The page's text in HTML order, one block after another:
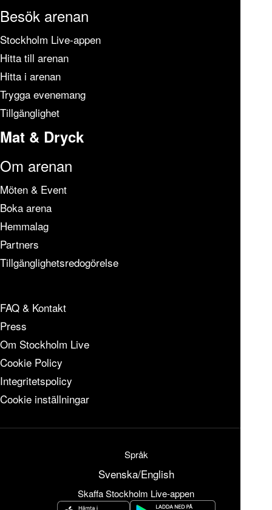
Besök arenan
Stockholm Live-appen
Hitta till arenan
Hitta i arenan
Trygga evenemang
Tillgänglighet
Mat & Dryck
Om arenan
Möten & Event
Boka arena
Hemmalag
Partners
Tillgänglighetsredogörelse
FAQ & Kontakt
Press
Om Stockholm Live
Cookie Policy
Integritetspolicy
Cookie inställningar
Språk
Svenska/English
Skaffa Stockholm Live-appen